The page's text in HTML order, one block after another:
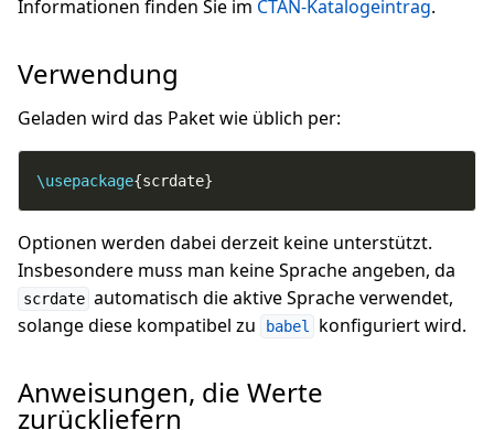
Informationen finden Sie im CTAN-Katalogeintrag.
Verwendung
Geladen wird das Paket wie üblich per:
\usepackage{scrdate}
Optionen werden dabei derzeit keine unterstützt.
Insbesondere muss man keine Sprache angeben, da
scrdate automatisch die aktive Sprache verwendet,
solange diese kompatibel zu
babel konfiguriert wird.
Anweisungen, die Werte
zurückliefern